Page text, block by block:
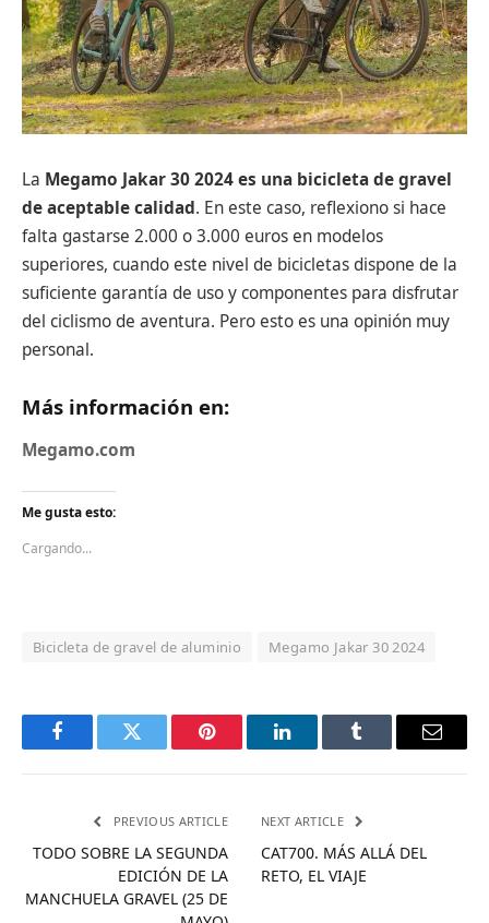
La Megamo Jakar 30 2024 es una bicicleta de gravel
de aceptable calidad. En este caso, reflexiono si hace
falta gastarse 2.000 o 3.000 euros en modelos
superiores, cuando este nivel de bicicletas dispone de la
suficiente garantía de uso y componentes para disfrutar
del ciclismo de aventura. Pero esto es una opinión muy
personal.
Más información en:
Megamo.com
Me gusta esto:
Cargando...
Bicicleta de gravel de aluminio Megamo Jakar 30 2024
FacebookTwitter Pinterest LinkedInTumblr Email
PREVIOUS ARTICLE
TODO SOBRE LA SEGUNDA
EDICIÓN DE LA
MANCHUELA GRAVEL (25 DE
NEXT ARTICLE
CAT700. MÁS ALLÁ DEL
RETO, EL VIAJE